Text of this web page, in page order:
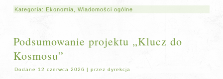
Kategoria: Ekonomia,Wiadomości ogólne
Podsumowanie projektu „Klucz do
Kosmosu”
Dodane 12 czerwca 2026 |przez dyrekcja